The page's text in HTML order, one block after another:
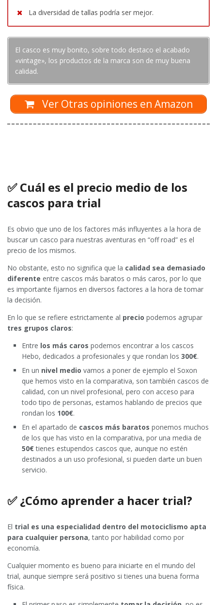
La diversidad de tallas podría ser mejor.
El casco es muy bonito, sobre todo destaco el acabado
«vintage», los productos de la marca son de muy buena
calidad.
Ver Otras opiniones en Amazon
✅ Cuál es el precio medio de los
cascos para trial
Es obvio que uno de los factores más influyentes a la hora de
buscar un casco para nuestras aventuras en “off road” es el
precio de los mismos.
No obstante, esto no significa que la calidad sea demasiado
diferente entre cascos más baratos o más caros, por lo que
es importante fijarnos en diversos factores a la hora de tomar
la decisión.
En lo que se refiere estrictamente al precio podemos agrupar
tres grupos claros:
Entre los más caros podemos encontrar a los cascos
Hebo, dedicados a profesionales y que rondan los 300€.
En un nivel medio vamos a poner de ejemplo el Soxon
que hemos visto en la comparativa, son también cascos de
calidad, con un nivel profesional, pero con acceso para
todo tipo de personas, estamos hablando de precios que
rondan los 100€.
En el apartado de cascos más baratos ponemos muchos
de los que has visto en la comparativa, por una media de
50€tienes estupendos cascos que, aunque no estén
destinados a un uso profesional, si pueden darte un buen
servicio.
✅ ¿Cómo aprender a hacer trial?
El trial es una especialidad dentro del motociclismo apta
para cualquier persona, tanto por habilidad como por
economía.
Cualquier momento es bueno para iniciarte en el mundo del
trial, aunque siempre será positivo si tienes una buena forma
física.